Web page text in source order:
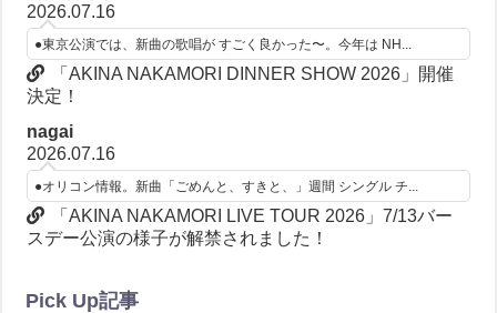
2026.07.16
●東京公演では、新曲の歌唱が すごく良かった〜。今年は NH...
「AKINA NAKAMORI DINNER SHOW 2026」開催
決定！
nagai
2026.07.16
●オリコン情報。新曲「ごめんと、すきと、」週間 シングル チ...
「AKINA NAKAMORI LIVE TOUR 2026」7/13バー
スデー公演の様子が解禁されました！
Pick Up記事